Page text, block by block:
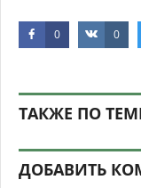
0 0
ТАКЖЕ ПО
ДОБАВИТЬ